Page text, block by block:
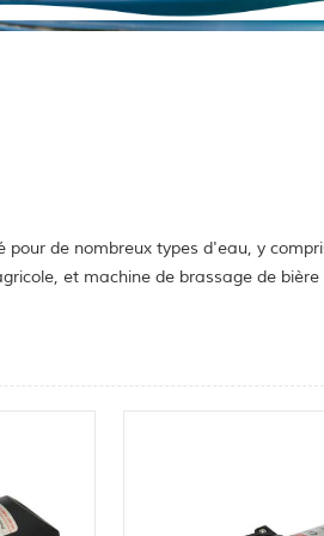
de nombreux types d'eau, y
et machine de brassage de